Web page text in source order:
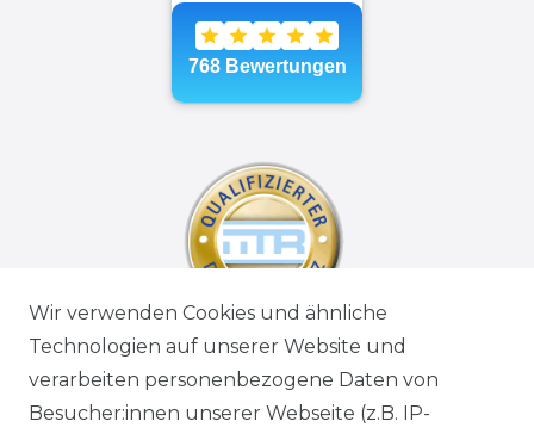
Wir verwenden Cookies und ähnliche
Technologien auf unserer Website und
verarbeiten personenbezogene Daten von
Besucher:innen unserer Webseite (z.B. IP-